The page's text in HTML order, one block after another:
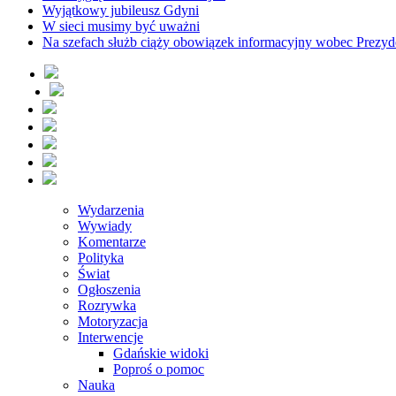
Wyjątkowy jubileusz Gdyni
W sieci musimy być uważni
Na szefach służb ciąży obowiązek informacyjny wobec
Wydarzenia
Wywiady
Komentarze
Polityka
Świat
Ogłoszenia
Rozrywka
Motoryzacja
Interwencje
Gdańskie widoki
Poproś o pomoc
Nauka